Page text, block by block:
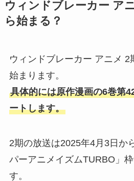
ウィンドブレーカー ア
ら始まる？
ウィンドブレーカー アニメ 2
始まります。
具体的には原作漫画の6巻第
ートします。
2期の放送は2025年4月3日か
パーアニメイズムTURBO」
す。